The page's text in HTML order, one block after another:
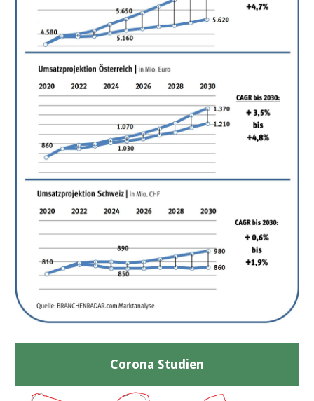
Corona Studien